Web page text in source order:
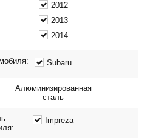
2012
2013
2014
Subaru
Алюминизированная
сталь
Impreza